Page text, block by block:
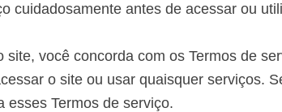
cuidadosamente antes de acessar ou
você concorda com os Termos de
o site ou usar quaisquer serviços.
esses Termos de serviço.